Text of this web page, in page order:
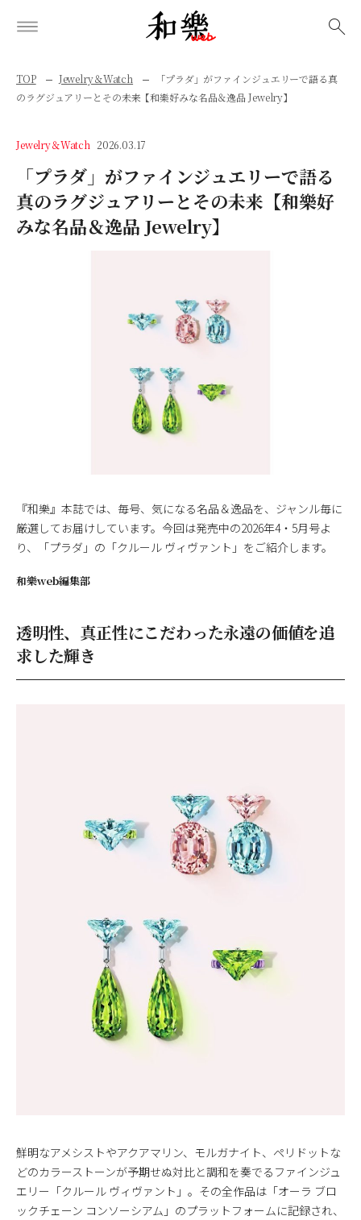
TOP Jewelry＆Watch
「プラダ」がファインジュエリーで語る真
のラグジュアリーとその未来【和樂好みな名品＆逸品 Jewelry】
Jewelry＆Watch 2026.03.17
「プラダ」がファインジュエリーで語る
真のラグジュアリーとその未来【和樂好
みな名品＆逸品 Jewelry】
『和樂』本誌では、毎号、気になる名品＆逸品を、ジャンル毎に
厳選してお届けしています。今回は発売中の2026年4・5月号よ
り、「プラダ」の「クルール ヴィヴァント」をご紹介します。
和樂web編集部
透明性、真正性にこだわった永遠の価値を追
求した輝き
鮮明なアメシストやアクアマリン、モルガナイト、ペリドットな
どのカラーストーンが予期せぬ対比と調和を奏でるファインジュ
エリー「クルール ヴィヴァント」。その全作品は「オーラ ブロ
ックチェーン コンソーシアム」のプラットフォームに記録され、